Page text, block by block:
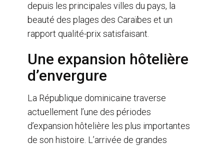
depuis les principales villes du pays, la
beauté des plages des Caraïbes et un
rapport qualité-prix satisfaisant.
Une expansion hôtelière
d’envergure
La République dominicaine traverse
actuellement l’une des périodes
d’expansion hôtelière les plus importantes
de son histoire. L’arrivée de grandes